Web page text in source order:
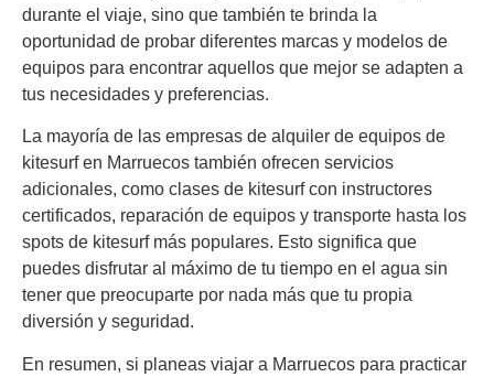
durante el viaje, sino que también te brinda la
oportunidad de probar diferentes marcas y modelos de
equipos para encontrar aquellos que mejor se adapten a
tus necesidades y preferencias.
La mayoría de las empresas de alquiler de equipos de
kitesurf en Marruecos también ofrecen servicios
adicionales, como clases de kitesurf con instructores
certificados, reparación de equipos y transporte hasta los
spots de kitesurf más populares. Esto significa que
puedes disfrutar al máximo de tu tiempo en el agua sin
tener que preocuparte por nada más que tu propia
diversión y seguridad.
En resumen, si planeas viajar a Marruecos para practicar